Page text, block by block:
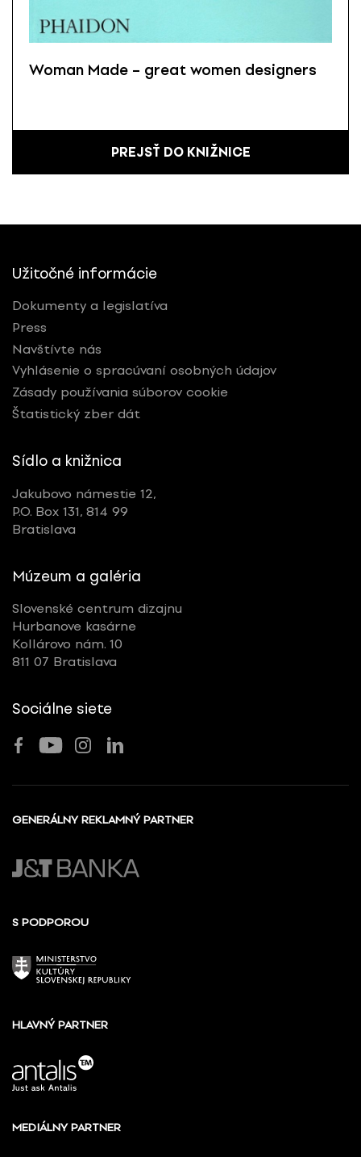
Woman Made – great women designers
PREJSŤ DO KNIŽNICE
Užitočné informácie
Dokumenty a legislatíva
Press
Navštívte nás
Vyhlásenie o spracúvaní osobných údajov
Zásady používania súborov cookie
Štatistický zber dát
Sídlo a knižnica
Jakubovo námestie 12,
P.O. Box 131, 814 99
Bratislava
Múzeum a galéria
Slovenské centrum dizajnu
Hurbanove kasárne
Kollárovo nám. 10
811 07 Bratislava
Sociálne siete
GENERÁLNY REKLAMNÝ PARTNER
S PODPOROU
HLAVNÝ PARTNER
MEDIÁLNY PARTNER